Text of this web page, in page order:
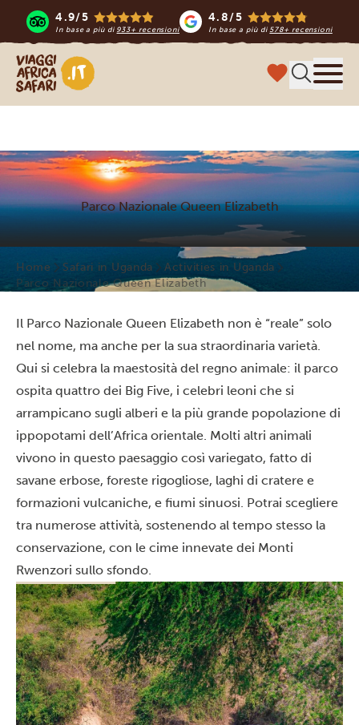
4.9/5
In base a più di 933+ recensioni
4.8/5
In base a più di578+ recensioni
Viaggi Africa Safari
Parco Nazionale Queen Elizabeth
Home Safari in Uganda
Activities in Uganda
Parco Nazionale Queen Elizabeth
Il Parco Nazionale Queen Elizabeth non è “reale” solo
nel nome, ma anche per la sua straordinaria varietà.
Qui si celebra la maestosità del regno animale: il parco
ospita quattro dei Big Five, i celebri leoni che si
arrampicano sugli alberi e la più grande popolazione di
ippopotami dell’Africa orientale. Molti altri animali
vivono in questo paesaggio così variegato, fatto di
savane erbose, foreste rigogliose, laghi di cratere e
formazioni vulcaniche, e fiumi sinuosi. Potrai scegliere
tra numerose attività, sostenendo al tempo stesso la
conservazione, con le cime innevate dei Monti
Rwenzori sullo sfondo.